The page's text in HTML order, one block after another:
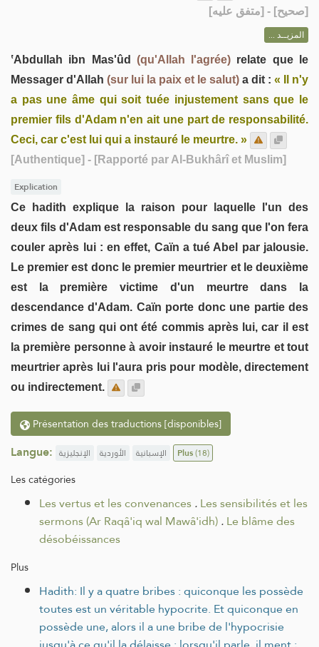
[صحيح] - [متفق عليه]
المزيــد ...
ʽAbdullah ibn Mas'ûd (qu'Allah l'agrée) relate que le
Messager d'Allah (sur lui la paix et le salut) a dit : « Il n'y
a pas une âme qui soit tuée injustement sans que le
premier fils d'Adam n'en ait une part de responsabilité.
Ceci, car c'est lui qui a instauré le meurtre. »
[Authentique] - [Rapporté par Al-Bukhârî et Muslim]
Explication
Ce hadith explique la raison pour laquelle l'un des
deux fils d'Adam est responsable du sang que l'on fera
couler après lui : en effet, Caïn a tué Abel par jalousie.
Le premier est donc le premier meurtrier et le deuxième
est la première victime d'un meurtre dans la
descendance d'Adam. Caïn porte donc une partie des
crimes de sang qui ont été commis après lui, car il est
la première personne à avoir instauré le meurtre et tout
meurtrier après lui l'aura pris pour modèle, directement
ou indirectement.
Présentation des traductions [disponibles]
Langue: الإنجليزية الأوردية الإسبانية Plus(18)
Les catégories
Les vertus et les convenances.Les sensibilités et les
sermons (Ar Raqâ'iq wal Mawâ'idh).Le blâme des
désobéissances
Plus
Hadith: Il y a quatre bribes : quiconque les possède
toutes est un véritable hypocrite. Et quiconque en
possède une, alors il a une bribe de l'hypocrisie